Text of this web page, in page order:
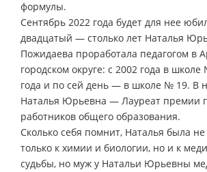
формулы.
Сентябрь 2022 года будет для нее
двадцатый — столько лет Наталья
Пожидаева проработала педагогом в
городском округе: с 2002 года в
года и по сей день — в школе № 19. В
Наталья Юрьевна — Лауреат премии
работников общего образования.
Сколько себя помнит, Наталья была
только к химии и биологии, но и к
судьбы, но муж у Натальи Юрьевны